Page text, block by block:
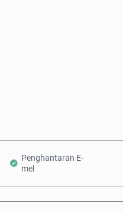
Penghantaran E-
mel